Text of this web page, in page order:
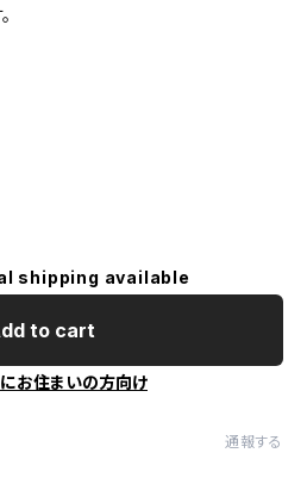
shipping available
to cart
お住まいの方向け
通報する